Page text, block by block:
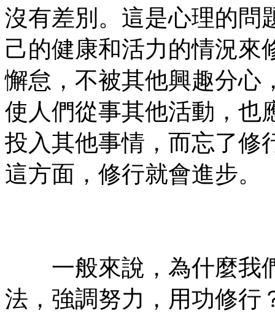
沒有差別。這是心理的問
己的健康和活力的情況來
懈怠，不被其他興趣分心
使人們從事其他活動，也
投入其他事情，而忘了修
這方面，修行就會進步。
一般來說，為什麼我
法，強調努力，用功修行